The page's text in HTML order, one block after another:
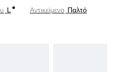
L Αντικείμενο Παλτό